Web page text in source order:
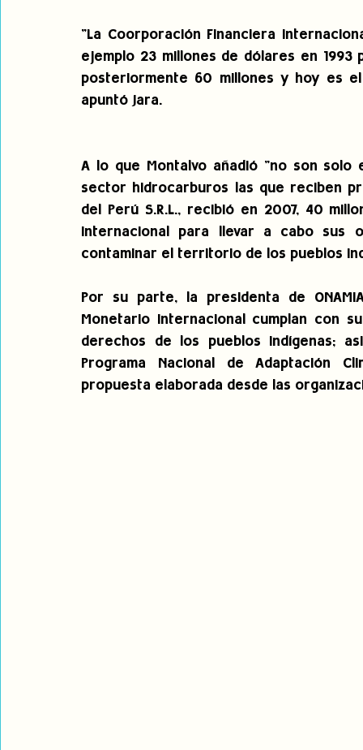
"La Coorporación Financiera
ejemplo 23 millones de dólares en
posteriormente 60 millones y hoy es
apuntó Jara.
A lo que Montalvo añadió "no son solo
sector hidrocarburos las que reciben
del Perú S.R.L., recibió en 2007, 40
Internacional para llevar a cabo sus
contaminar el territorio de los pueblos
Por su parte, la presidenta de
Monetario Internacional cumplan con
derechos de los pueblos indígenas;
Programa Nacional de Adaptación
propuesta elaborada desde las